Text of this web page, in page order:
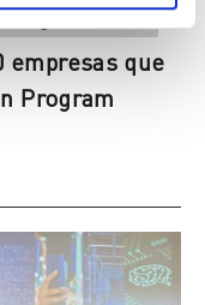
e industria
empresas que
Program